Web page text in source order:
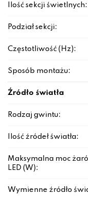
Ilość sekcji świetlnych:
Podział sekcji:
Częstotliwość (Hz):
Sposób montażu:
Źródło światła
Rodzaj gwintu:
Ilość źródeł światła:
Maksymalna moc
LED (W):
Wymienne źródło